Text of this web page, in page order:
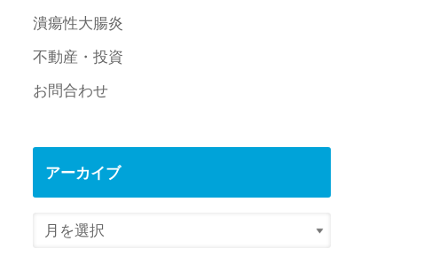
潰瘍性大腸炎
不動産・投資
お問合わせ
アーカイブ